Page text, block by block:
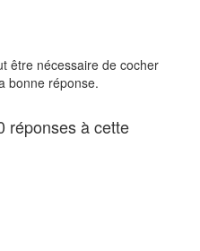
être nécessaire de cocher
bonne réponse.
réponses à cette